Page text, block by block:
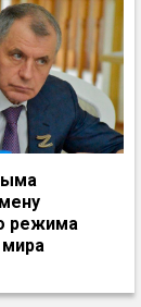
режима